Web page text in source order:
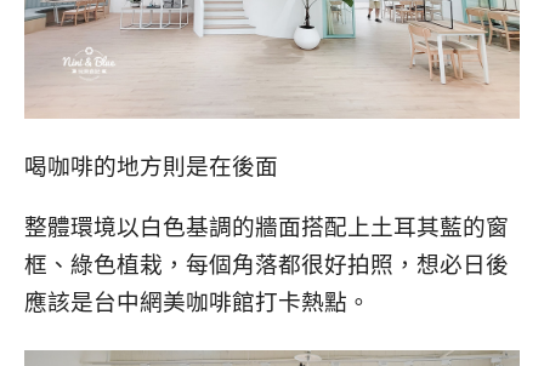
喝咖啡的地方則是在後面
整體環境以白色基調的牆面搭配上土耳其藍的窗
框、綠色植栽，每個角落都很好拍照，想必日後
應該是台中網美咖啡館打卡熱點。